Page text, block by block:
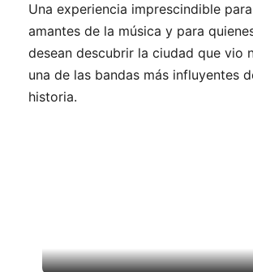
Una experiencia imprescindible
amantes de la música y para
desean descubrir la ciudad que vio
una de las bandas más influyentes
historia.